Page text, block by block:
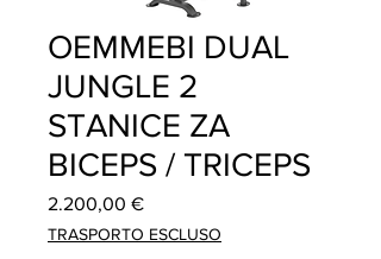
OEMMEBI DUAL
JUNGLE 2
STANICE ZA
BICEPS / TRICEPS
2.200,00 €Cijena
TRASPORTO ESCLUSO